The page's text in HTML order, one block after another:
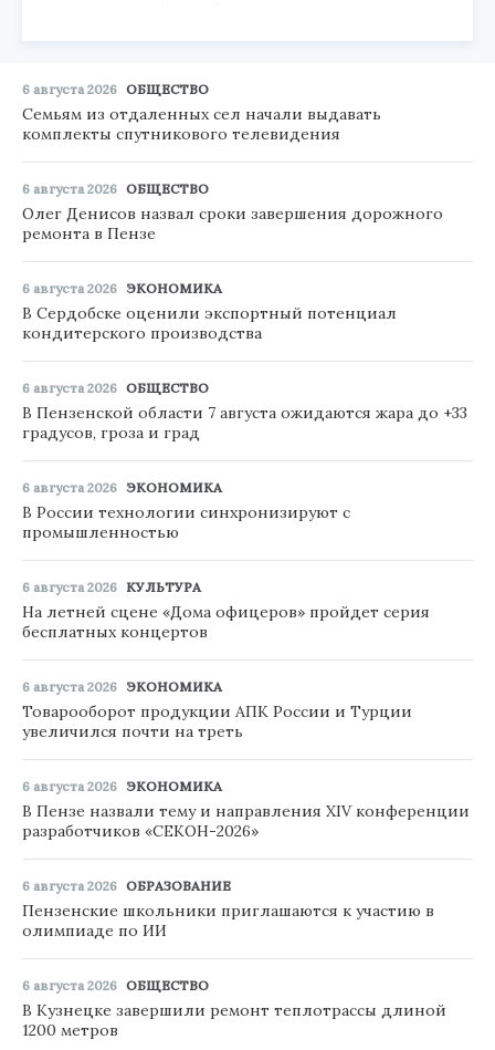
6 августа 2026 ОБЩЕСТВО
Семьям из отдаленных сел начали выдавать
комплекты спутникового телевидения
6 августа 2026 ОБЩЕСТВО
Олег Денисов назвал сроки завершения дорожного
ремонта в Пензе
6 августа 2026 ЭКОНОМИКА
В Сердобске оценили экспортный потенциал
кондитерского производства
6 августа 2026 ОБЩЕСТВО
В Пензенской области 7 августа ожидаются жара до +33
градусов, гроза и град
6 августа 2026 ЭКОНОМИКА
В России технологии синхронизируют с
промышленностью
6 августа 2026 КУЛЬТУРА
На летней сцене «Дома офицеров» пройдет серия
бесплатных концертов
6 августа 2026 ЭКОНОМИКА
Товарооборот продукции АПК России и Турции
увеличился почти на треть
6 августа 2026 ЭКОНОМИКА
В Пензе назвали тему и направления XIV конференции
разработчиков «СЕКОН-2026»
6 августа 2026 ОБРАЗОВАНИЕ
Пензенские школьники приглашаются к участию в
олимпиаде по ИИ
6 августа 2026 ОБЩЕСТВО
В Кузнецке завершили ремонт теплотрассы длиной
1200 метров